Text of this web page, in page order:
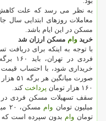
به نظر می رسد كه علت
معاملات روزهای ابتدایی
مسكن در این ایام باشد.
خرید وام مسكن ارزان شد
با توجه به اینكه برای دریافت
فردی
خریداری شود، با احتساب
۱۶۰ هزار تومان
پرداخت كند.
میلیون تومان وام مسكن، ۲۰ میلیون تومان
تومان وام